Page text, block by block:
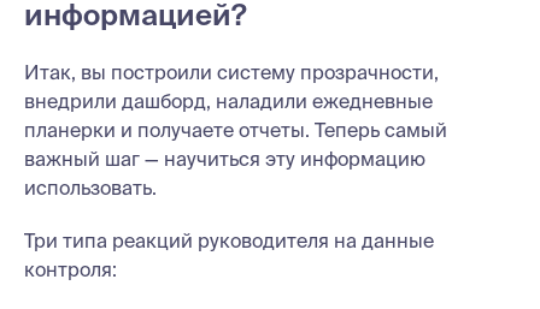
информацией?
Итак, вы построили систему прозрачности,
внедрили дашборд, наладили ежедневные
планерки и получаете отчеты. Теперь самый
важный шаг — научиться эту информацию
использовать.
Три типа реакций руководителя на данные
контроля: